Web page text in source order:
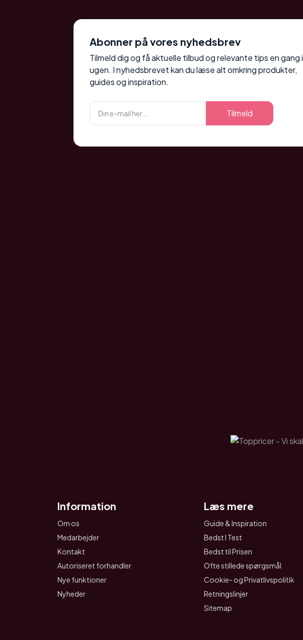
Abonner på vores nyhedsbrev
Tilmeld dig og få aktuelle tilbud og relevante tips en gang i
ugen. I nyhedsbrevet kan du læse alt omkring produkter,
guides og inspiration.
Tilmeld
Information
Om os
Medarbejder
Kontakt
Autoriseret forhandler
Nye funktioner
Nyheder
Læs mere
Guide & Inspiration
Bedst I Test
Bedst til Prisen
Ofte stillede spørgsmål
Cookie- og Privatlivspolitik
Retningslinjer
Sitemap